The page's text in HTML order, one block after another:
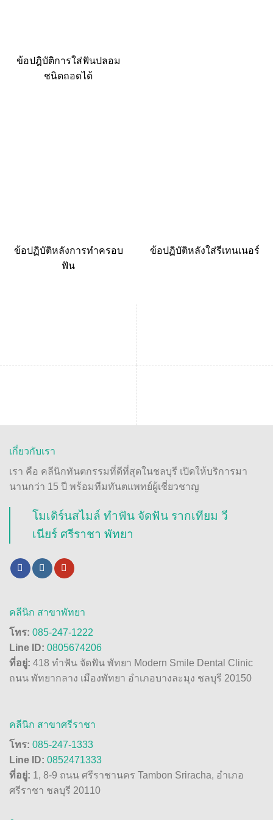
ข้อปฎิบัติการใส่ฟันปลอม
ชนิดถอดได้
ข้อปฏิบัติหลังการทำครอบ
ฟัน
ข้อปฏิบัติหลังใส่รีเทนเนอร์
เกี่ยวกับเรา
เรา คือ คลีนิกทันตกรรมที่ดีที่สุดในชลบุรี เปิดให้บริการมา
นานกว่า 15 ปี พร้อมทีมทันตแพทย์ผู้เชี่ยวชาญ
โมเดิร์นสไมล์ ทำฟัน จัดฟัน รากเทียม วี
เนียร์ ศรีราชา พัทยา
คลีนิก สาขาพัทยา
โทร: 085-247-1222
Line ID: 0805674206
ที่อยู่: 418 ทำฟัน จัดฟัน พัทยา Modern Smile Dental Clinic
ถนน พัทยากลาง เมืองพัทยา อำเภอบางละมุง ชลบุรี 20150
คลีนิก สาขาศรีราชา
โทร: 085-247-1333
Line ID: 0852471333
ที่อยู่: 1, 8-9 ถนน ศรีราชานคร Tambon Sriracha, อำเภอ
ศรีราชา ชลบุรี 20110